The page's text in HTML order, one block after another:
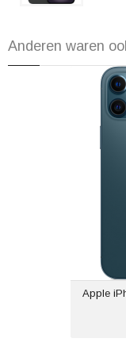
Anderen waren
Apple